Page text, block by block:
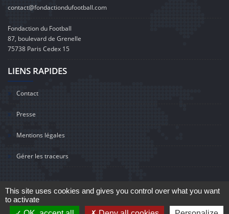
contact@fondactiondufootball.com
Fondaction du Football
87, boulevard de Grenelle
75738 Paris Cedex 15
LIENS RAPIDES
Contact
Presse
Mentions légales
Gérer les traceurs
©2020 Fondaction du Football
This site uses cookies and gives you control over what you want
to activate